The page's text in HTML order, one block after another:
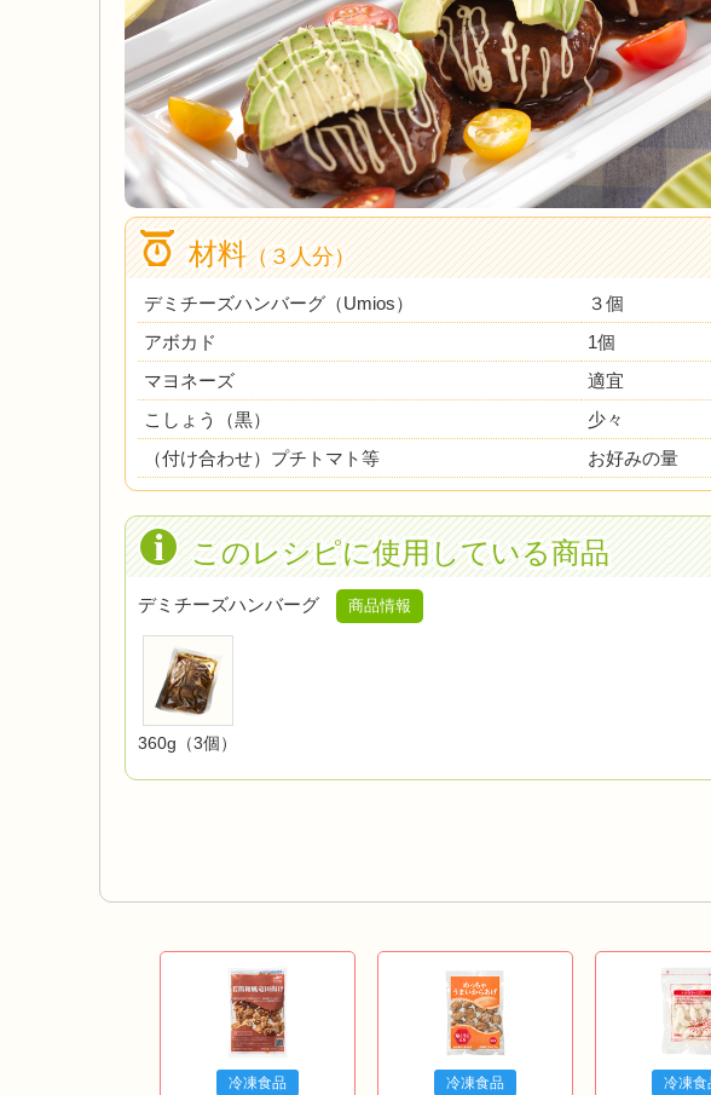
材料（３人分）
デミチーズハンバーグ （Umios）
３個
アボカド
1個
マヨネーズ
適宜
こしょう（黒）
少々
（付け合わせ）プチトマト等
お好みの量
このレシピに使用している商品
デミチーズハンバーグ 商品情報
360g（3個）
冷凍食品 冷凍食品 冷凍食